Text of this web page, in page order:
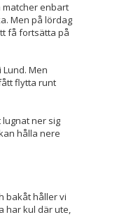
matcher enbart
Men på lördag
få fortsätta på
Men
flytta runt
lugnat ner sig
hålla nere
bakåt håller vi
har kul där ute,